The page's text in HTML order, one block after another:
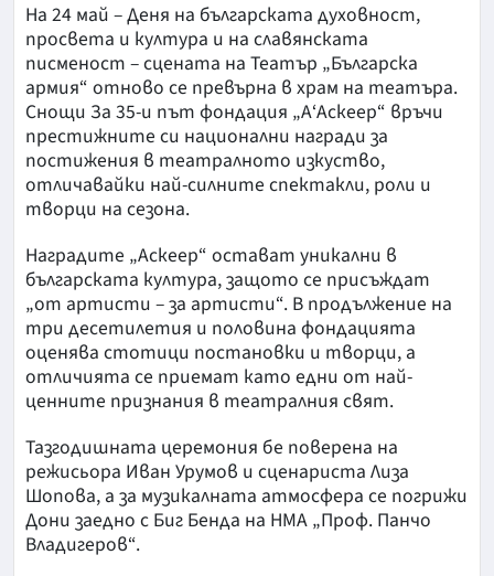
На 24 май – Деня на българската духовност,
просвета и култура и на славянската
писменост – сцената на Театър „Българска
армия“ отново се превърна в храм на театъра.
Снощи За 35-и път фондация „А‘Аскеер“ връчи
престижните си национални награди за
постижения в театралното изкуство,
отличавайки най-силните спектакли, роли и
творци на сезона.
Наградите „Аскеер“ остават уникални в
българската култура, защото се присъждат
„от артисти – за артисти“. В продължение на
три десетилетия и половина фондацията
оценява стотици постановки и творци, а
отличията се приемат като едни от най-
ценните признания в театралния свят.
Тазгодишната церемония бе поверена на
режисьора Иван Урумов и сценариста Лиза
Шопова, а за музикалната атмосфера се погрижи
Дони заедно с Биг Бенда на НМА „Проф. Панчо
Владигеров“.